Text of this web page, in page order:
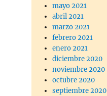
mayo 2021
abril 2021
marzo 2021
febrero 2021
enero 2021
diciembre 2020
noviembre 2020
octubre 2020
septiembre 2020